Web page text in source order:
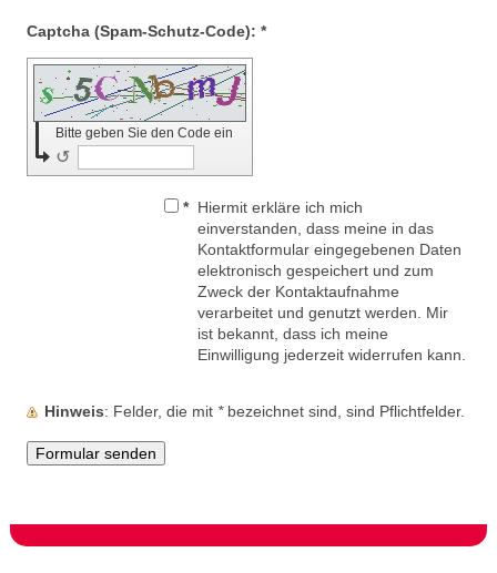
Captcha (Spam-Schutz-Code): *
Bitte geben Sie den Code ein
↺
* Hiermit erkläre ich mich
einverstanden, dass meine in das
Kontaktformular eingegebenen Daten
elektronisch gespeichert und zum
Zweck der Kontaktaufnahme
verarbeitet und genutzt werden. Mir
ist bekannt, dass ich meine
Einwilligung jederzeit widerrufen kann.
Hinweis : Felder, die mit *bezeichnet sind, sind Pflichtfelder.